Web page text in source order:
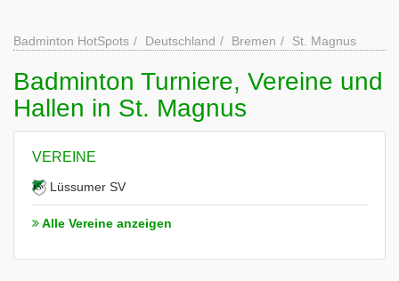
Badminton HotSpots Deutschland Bremen St. Magnus
Badminton Turniere, Vereine und
Hallen in St. Magnus
VEREINE
Lüssumer SV
Alle Vereine anzeigen